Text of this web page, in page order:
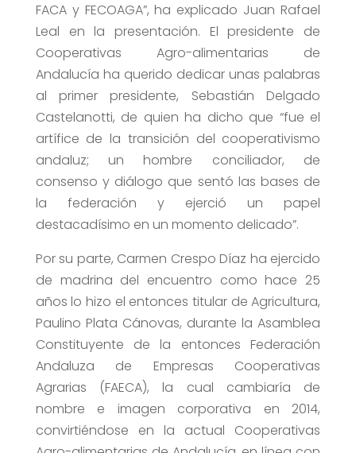
FACA y FECOAGA”, ha explicado Juan Rafael
Leal en la presentación. El presidente de
Cooperativas Agro-alimentarias de
Andalucía ha querido dedicar unas palabras
al primer presidente, Sebastián Delgado
Castelanotti, de quien ha dicho que “fue el
artífice de la transición del cooperativismo
andaluz; un hombre conciliador, de
consenso y diálogo que sentó las bases de
la federación y ejerció un papel
destacadísimo en un momento delicado”.
Por su parte, Carmen Crespo Díaz ha ejercido
de madrina del encuentro como hace 25
años lo hizo el entonces titular de Agricultura,
Paulino Plata Cánovas, durante la Asamblea
Constituyente de la entonces Federación
Andaluza de Empresas Cooperativas
Agrarias (FAECA), la cual cambiaría de
nombre e imagen corporativa en 2014,
convirtiéndose en la actual Cooperativas